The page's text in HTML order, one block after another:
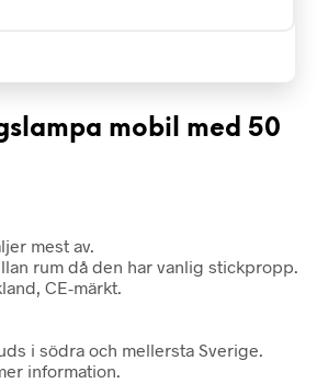
mobil med 50
mest av.
rum då den har vanlig stickpropp.
CE-märkt.
i södra och mellersta Sverige.
information.